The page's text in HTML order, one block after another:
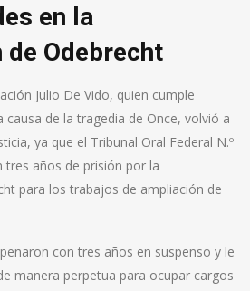
en la
Odebrecht
Julio De Vido, quien cumple
causa de la tragedia de Once, volvió a
ya que el Tribunal Oral Federal N.º
tres años de prisión por la
para los trabajos de ampliación de
con tres años en suspenso y le
manera perpetua para ocupar cargos